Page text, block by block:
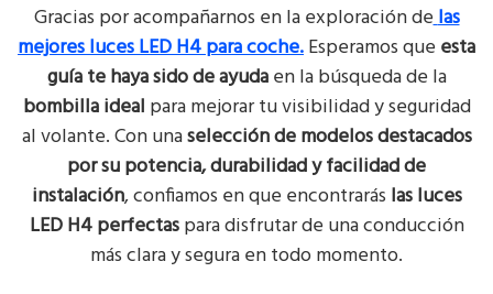
Gracias por acompañarnos en la exploración delas
mejores luces LED H4 para coche.Esperamos que esta
guía te haya sido de ayudaen la búsqueda de la
bombilla ideal para mejorar tu visibilidad y seguridad
al volante. Con unaselección de modelos destacados
por su potencia, durabilidad y facilidad de
instalación, confiamos en que encontrarás las luces
LED H4 perfectaspara disfrutar de una conducción
más clara y segura en todo momento.